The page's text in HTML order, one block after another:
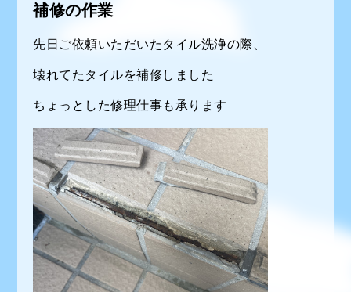
補修の作業
先日ご依頼いただいたタイル洗浄の際、
壊れてたタイルを補修しました
ちょっとした修理仕事も承ります